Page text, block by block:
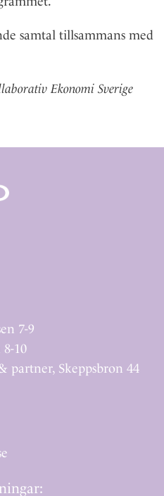
samtal tillsammans med
Ekonomi Sverige
7-9
10
partner, Skeppsbron 44